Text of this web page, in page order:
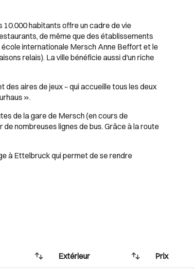
10.000 habitants offre un cadre de vie
de même que des établissements
internationale Mersch Anne Beffort et le
relais). La ville bénéficie aussi d'un riche
aires de jeux – qui accueille tous les deux
».
de la gare de Mersch (en cours de
nombreuses lignes de bus. Grâce à la route
à Ettelbruck qui permet de se rendre
Extérieur Prix